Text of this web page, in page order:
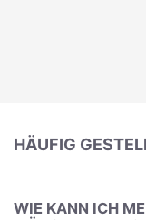
HÄUFIG
WIE KANN ICH